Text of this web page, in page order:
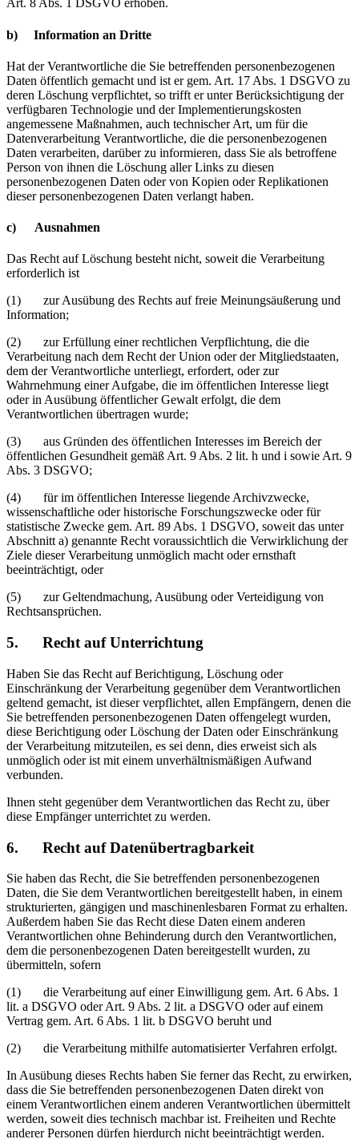
Art. 8 Abs. 1 DSGVO erhoben.
b) Information an Dritte
Hat der Verantwortliche die Sie betreffenden personenbezogenen
Daten öffentlich gemacht und ist er gem. Art. 17 Abs. 1 DSGVO zu
deren Löschung verpflichtet, so trifft er unter Berücksichtigung der
verfügbaren Technologie und der Implementierungskosten
angemessene Maßnahmen, auch technischer Art, um für die
Datenverarbeitung Verantwortliche, die die personenbezogenen
Daten verarbeiten, darüber zu informieren, dass Sie als betroffene
Person von ihnen die Löschung aller Links zu diesen
personenbezogenen Daten oder von Kopien oder Replikationen
dieser personenbezogenen Daten verlangt haben.
c) Ausnahmen
Das Recht auf Löschung besteht nicht, soweit die Verarbeitung
erforderlich ist
(1) zur Ausübung des Rechts auf freie Meinungsäußerung und
Information;
(2) zur Erfüllung einer rechtlichen Verpflichtung, die die
Verarbeitung nach dem Recht der Union oder der Mitgliedstaaten,
dem der Verantwortliche unterliegt, erfordert, oder zur
Wahrnehmung einer Aufgabe, die im öffentlichen Interesse liegt
oder in Ausübung öffentlicher Gewalt erfolgt, die dem
Verantwortlichen übertragen wurde;
(3) aus Gründen des öffentlichen Interesses im Bereich der
öffentlichen Gesundheit gemäß Art. 9 Abs. 2 lit. h und i sowie Art. 9
Abs. 3 DSGVO;
(4) für im öffentlichen Interesse liegende Archivzwecke,
wissenschaftliche oder historische Forschungszwecke oder für
statistische Zwecke gem. Art. 89 Abs. 1 DSGVO, soweit das unter
Abschnitt a) genannte Recht voraussichtlich die Verwirklichung der
Ziele dieser Verarbeitung unmöglich macht oder ernsthaft
beeinträchtigt, oder
(5) zur Geltendmachung, Ausübung oder Verteidigung von
Rechtsansprüchen.
5. Recht auf Unterrichtung
Haben Sie das Recht auf Berichtigung, Löschung oder
Einschränkung der Verarbeitung gegenüber dem Verantwortlichen
geltend gemacht, ist dieser verpflichtet, allen Empfängern, denen die
Sie betreffenden personenbezogenen Daten offengelegt wurden,
diese Berichtigung oder Löschung der Daten oder Einschränkung
der Verarbeitung mitzuteilen, es sei denn, dies erweist sich als
unmöglich oder ist mit einem unverhältnismäßigen Aufwand
verbunden.
Ihnen steht gegenüber dem Verantwortlichen das Recht zu, über
diese Empfänger unterrichtet zu werden.
6. Recht auf Datenübertragbarkeit
Sie haben das Recht, die Sie betreffenden personenbezogenen
Daten, die Sie dem Verantwortlichen bereitgestellt haben, in einem
strukturierten, gängigen und maschinenlesbaren Format zu erhalten.
Außerdem haben Sie das Recht diese Daten einem anderen
Verantwortlichen ohne Behinderung durch den Verantwortlichen,
dem die personenbezogenen Daten bereitgestellt wurden, zu
übermitteln, sofern
(1) die Verarbeitung auf einer Einwilligung gem. Art. 6 Abs. 1
lit. a DSGVO oder Art. 9 Abs. 2 lit. a DSGVO oder auf einem
Vertrag gem. Art. 6 Abs. 1 lit. b DSGVO beruht und
(2) die Verarbeitung mithilfe automatisierter Verfahren erfolgt.
In Ausübung dieses Rechts haben Sie ferner das Recht, zu erwirken,
dass die Sie betreffenden personenbezogenen Daten direkt von
einem Verantwortlichen einem anderen Verantwortlichen übermittelt
werden, soweit dies technisch machbar ist. Freiheiten und Rechte
anderer Personen dürfen hierdurch nicht beeinträchtigt werden.